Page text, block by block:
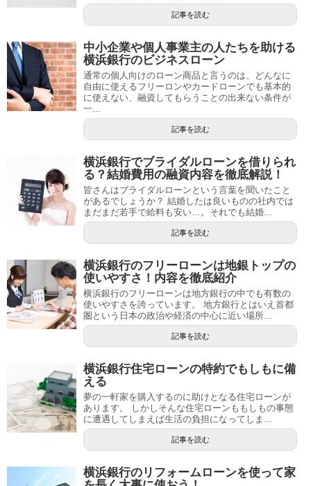
記事を読む
中小企業や個人事業主の人たちを助ける
横浜銀行のビジネスローン
通常の個人向けのローン商品と言うのは、どんなに
自由に使えるフリーロンやカードローンでも基本的
に使えない、融資してもらうことの出来ない条件が
一...
記事を読む
横浜銀行でブライダルローンを借りられ
る？結婚費用の融資内容を徹底解説！
皆さんはブライダルローンという言葉を聞いたこと
があるでしょうか？ 結婚したは良いものの社内では
まだまだ若手で給料も安い…。それでも結婚...
記事を読む
横浜銀行のフリーローンは地銀トップの
使いやすさ！内容を徹底紹介
横浜銀行のフリーローンは地方銀行の中でも有数の
使いやすさを誇っています。 地方銀行とはいえ首都
圏という日本の政治や経済の中心に近い場所...
記事を読む
横浜銀行住宅ローンの特約でもしもに備
える
夢の一軒家を購入するのに助けとなる住宅ローンが
あります。 しかしそんな住宅ローンももしもの事態
に遭遇してしまえば生活の負担になってしま...
記事を読む
横浜銀行のリフォームローンを使って家